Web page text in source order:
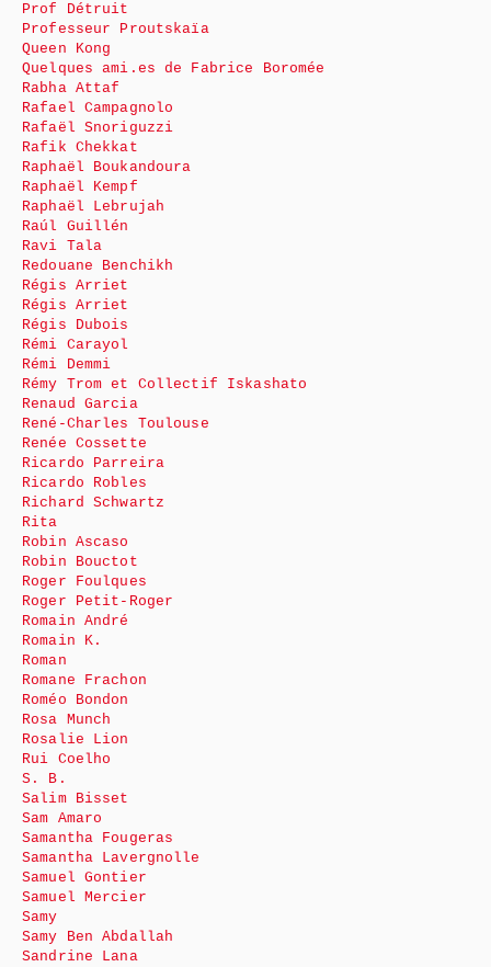
Prof Détruit
Professeur Proutskaïa
Queen Kong
Quelques ami.es de Fabrice Boromée
Rabha Attaf
Rafael Campagnolo
Rafaël Snoriguzzi
Rafik Chekkat
Raphaël Boukandoura
Raphaël Kempf
Raphaël Lebrujah
Raúl Guillén
Ravi Tala
Redouane Benchikh
Régis Arriet
Régis Arriet
Régis Dubois
Rémi Carayol
Rémi Demmi
Rémy Trom et Collectif Iskashato
Renaud Garcia
René-Charles Toulouse
Renée Cossette
Ricardo Parreira
Ricardo Robles
Richard Schwartz
Rita
Robin Ascaso
Robin Bouctot
Roger Foulques
Roger Petit-Roger
Romain André
Romain K.
Roman
Romane Frachon
Roméo Bondon
Rosa Munch
Rosalie Lion
Rui Coelho
S. B.
Salim Bisset
Sam Amaro
Samantha Fougeras
Samantha Lavergnolle
Samuel Gontier
Samuel Mercier
Samy
Samy Ben Abdallah
Sandrine Lana